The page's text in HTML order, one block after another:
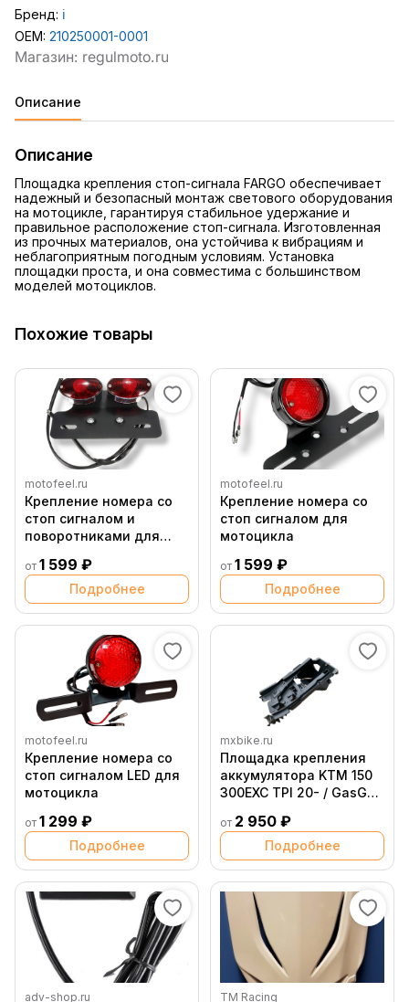
Бренд: ℹ️
OEM: 210250001-0001
Описание
Описание
Площадка крепления стоп-сигнала FARGO обеспечивает
надежный и безопасный монтаж светового оборудования
на мотоцикле, гарантируя стабильное удержание и
правильное расположение стоп-сигнала. Изготовленная
из прочных материалов, она устойчива к вибрациям и
неблагоприятным погодным условиям. Установка
площадки проста, и она совместима с большинством
моделей мотоциклов.
Похожие товары
motofeel.ru
Крепление номера со
стоп сигналом и
поворотниками для
от 1 599 ₽
Подробнее
motofeel.ru
Крепление номера со
стоп сигналом для
мотоцикла
от 1 599 ₽
Подробнее
motofeel.ru
Крепление номера со
стоп сигналом LED для
мотоцикла
от 1 299 ₽
Подробнее
mxbike.ru
Площадка крепления
аккумулятора KTM 150
300EXC TPI 20- / GasGas
от 2 950 ₽
Подробнее
adv-shop.ru TM Racing